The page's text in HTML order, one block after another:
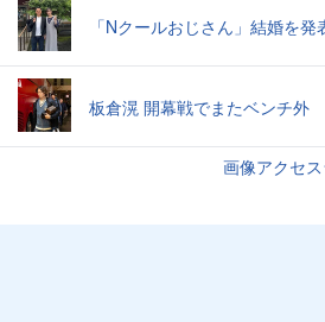
「Nクールおじさん」結婚を発
板倉滉 開幕戦でまたベンチ外
画像アクセ